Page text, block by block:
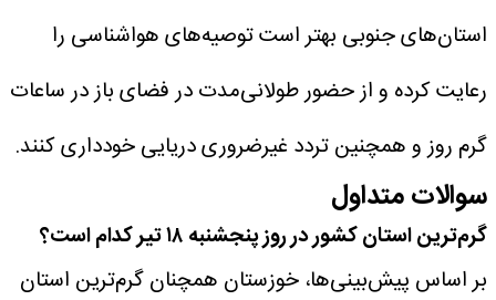
استان‌های جنوبی بهتر است توصیه‌های هواشناسی را
رعایت کرده و از حضور طولانی‌مدت در فضای باز در ساعات
گرم روز و همچنین تردد غیرضروری دریایی خودداری کنند.
سوالات متداول
گرم‌ترین استان کشور در روز پنجشنبه ۱۸ تیر کدام است؟
بر اساس پیش‌بینی‌ها، خوزستان همچنان گرم‌ترین استان